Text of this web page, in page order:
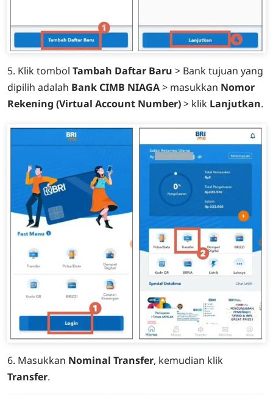
5. Klik tombol Tambah Daftar Baru > Bank tujuan yang
dipilih adalah Bank CIMB NIAGA> masukkan Nomor
Rekening (Virtual Account Number)> klik Lanjutkan.
6. Masukkan Nominal Transfer, kemudian klik
Transfer.